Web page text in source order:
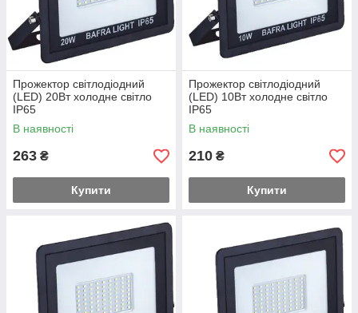
Прожектор світлодіодний
(LED) 20Вт холодне світло
IP65
В наявності
263 ₴
Купити
Прожектор світлодіодний
(LED) 10Вт холодне світло
IP65
В наявності
210 ₴
Купити